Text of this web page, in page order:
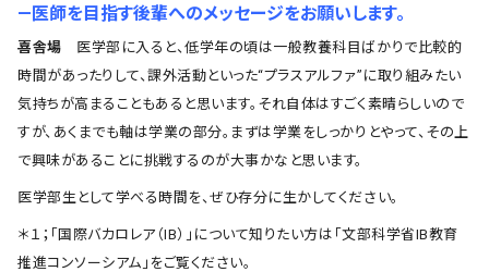
―医師を目指す後輩へのメッセージをお願いします。
喜舎場 医学部に入ると、低学年の頃は一般教養科目ばかりで比較的
時間があったりして、課外活動といった“プラスアルファ”に取り組みたい
気持ちが高まることもあると思います。それ自体はすごく素晴らしいので
すが、あくまでも軸は学業の部分。まずは学業をしっかりとやって、その上
で興味があることに挑戦するのが大事かなと思います。
医学部生として学べる時間を、ぜひ存分に生かしてください。
＊１；「国際バカロレア（IB）」について知りたい方は「文部科学省IB教育
推進コンソーシアム」をご覧ください。